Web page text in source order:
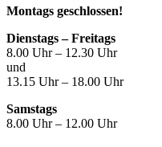
Montags geschlossen!
Dienstags – Freitags
8.00 Uhr – 12.30 Uhr
und
13.15 Uhr – 18.00 Uhr
Samstags
8.00 Uhr – 12.00 Uhr